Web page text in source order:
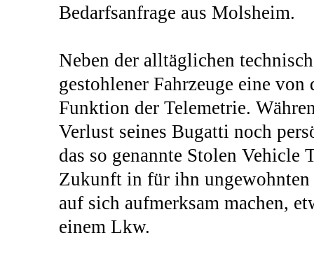
Bedarfsanfrage aus Molsheim.
Neben der alltäglichen
gestohlener Fahrzeuge eine
Funktion der Telemetrie.
Verlust seines Bugatti noch
das so genannte Stolen
Zukunft in für ihn ungewohnten
auf sich aufmerksam machen,
einem Lkw.